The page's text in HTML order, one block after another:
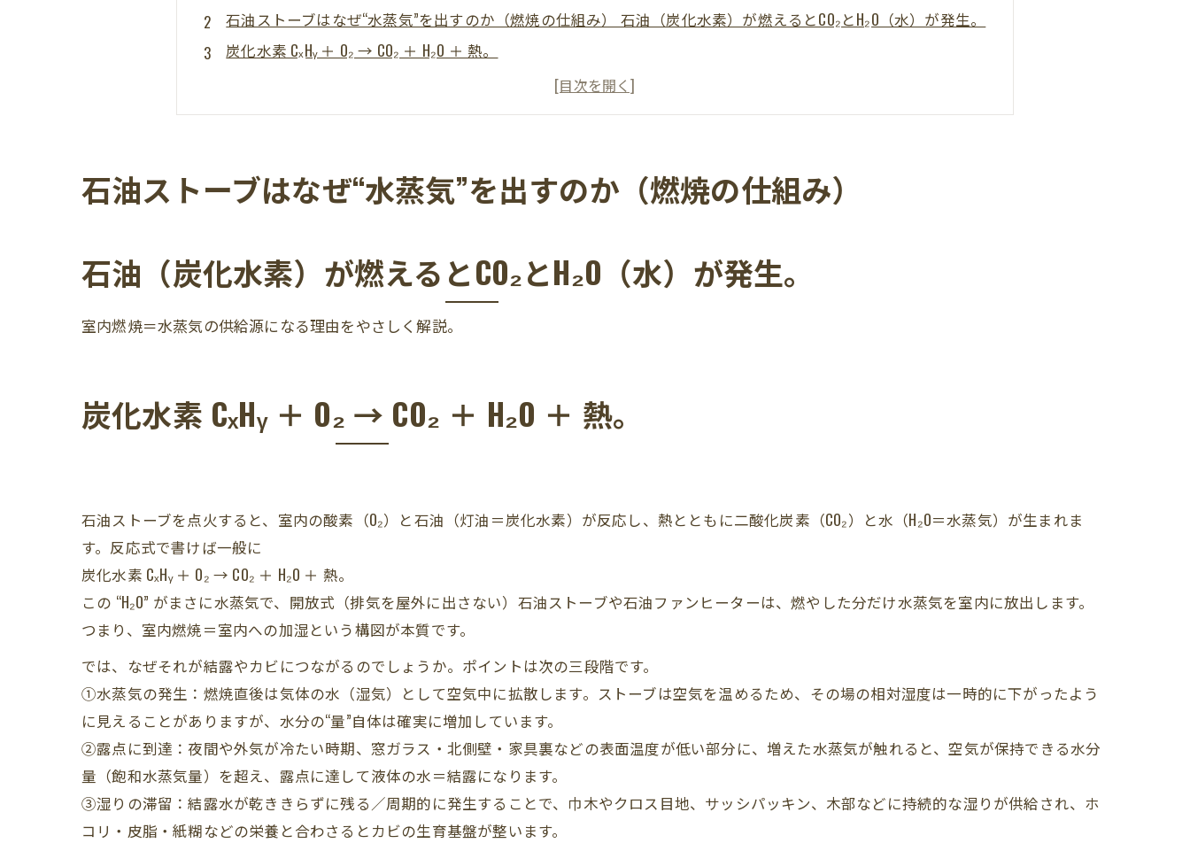
石油ストーブはなぜ“水蒸気”を出すのか（燃焼の仕組み） 石油（炭化水素）が燃えるとCO₂とH₂O（水）が発生。
炭化水素 CₓHᵧ ＋ O₂ → CO₂ ＋ H₂O ＋ 熱。
冬に結露しやすい“要注意ゾーン”Top8
今日からできる運用改善（換気・気流・置き方）
石油ストーブの蒸気がクローゼットでカビを発生させる？
発生してしまったカビの“NG対応”と正しい除去
【無料現地調査】相談の流れと対応エリア
石油ストーブはなぜ“水蒸気”を出すのか（燃焼の仕組み）
石油（炭化水素）が燃えるとCO₂とH₂O（水）が発生。
室内燃焼＝水蒸気の供給源になる理由をやさしく解説。
炭化水素 CₓHᵧ ＋ O₂ → CO₂ ＋ H₂O ＋ 熱。
石油ストーブを点火すると、室内の酸素（O₂）と石油（灯油＝炭化水素）が反応し、熱とともに二酸化炭素（CO₂）と水（H₂O＝水蒸気）が生まれま
す。反応式で書けば一般に
炭化水素 CₓHᵧ ＋ O₂ → CO₂ ＋ H₂O ＋ 熱。
この “H₂O” がまさに水蒸気で、開放式（排気を屋外に出さない）石油ストーブや石油ファンヒーターは、燃やした分だけ水蒸気を室内に放出します。
つまり、室内燃焼＝室内への加湿という構図が本質です。
では、なぜそれが結露やカビにつながるのでしょうか。ポイントは次の三段階です。
①水蒸気の発生：燃焼直後は気体の水（湿気）として空気中に拡散します。ストーブは空気を温めるため、その場の相対湿度は一時的に下がったよう
に見えることがありますが、水分の“量”自体は確実に増加しています。
②露点に到達：夜間や外気が冷たい時期、窓ガラス・北側壁・家具裏などの表面温度が低い部分に、増えた水蒸気が触れると、空気が保持できる水分
量（飽和水蒸気量）を超え、露点に達して液体の水＝結露になります。
③湿りの滞留：結露水が乾ききらずに残る／周期的に発生することで、巾木やクロス目地、サッシパッキン、木部などに持続的な湿りが供給され、ホ
コリ・皮脂・紙糊などの栄養と合わさるとカビの生育基盤が整います。